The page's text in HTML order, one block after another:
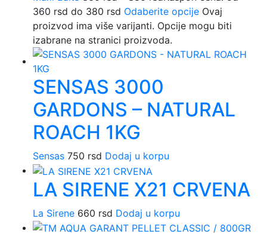
360 rsd do 380 rsd Odaberite opcije Ovaj
proizvod ima više varijanti. Opcije mogu biti
izabrane na stranici proizvoda.
SENSAS 3000
GARDONS – NATURAL
ROACH 1KG
Sensas 750 rsd Dodaj u korpu
LA SIRENE X21 CRVENA
La Sirene 660 rsd Dodaj u korpu